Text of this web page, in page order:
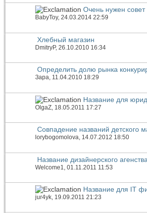
Очень нужен
BabyToy, 24.03.2014 22:59
Хлебный магазин
DmitryP, 26.10.2010 16:34
Определить долю рынка
Зара, 11.04.2010 18:29
Название для
OlgaZ , 18.05.2011 17:27
Совпадение названий детского
lorybogomolova, 14.07.2012 18:50
Название дизайнерского
Welcome1 , 01.11.2011 11:53
Название для IT
jur4yk, 19.09.2011 21:23